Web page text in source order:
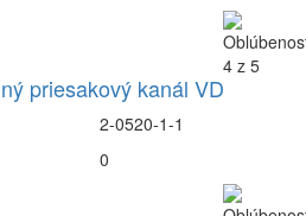
priesakový kanál VD
2-0520-1-1
0